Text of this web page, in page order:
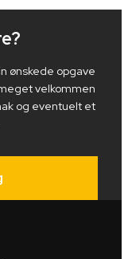
ønskede opgave
velkommen
og eventuelt et